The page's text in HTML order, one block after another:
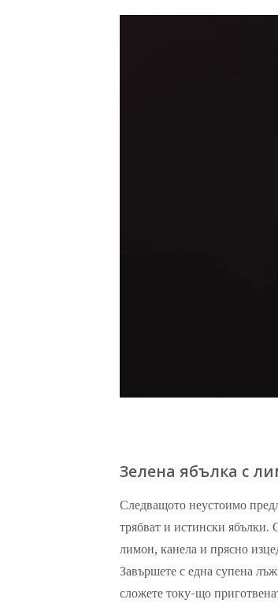
Зелена ябълка с
Следващото неустоимо
трябват и истински ябълки.
лимон, канела и прясно
Завършете с една супена
сложете току-що